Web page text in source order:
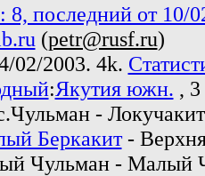
последний от 10/
(petr@rusf.ru)
02/2003. 4k.
:Якутия южн. ,
-
Беркакит-
Чульман - Малый